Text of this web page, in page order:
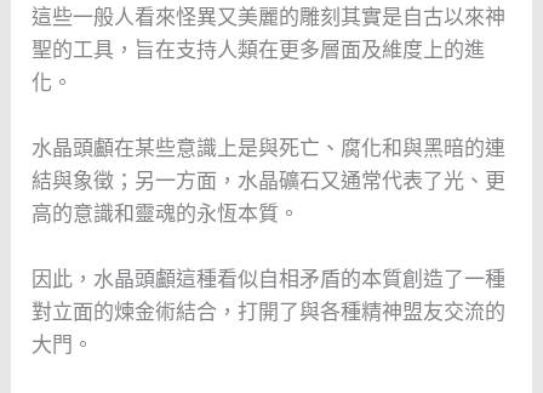
這些一般人看來怪異又美麗的雕刻其實是自古以來神
聖的工具，旨在支持人類在更多層面及維度上的進
化。
水晶頭顱在某些意識上是與死亡、腐化和與黑暗的連
結與象徵；另一方面，水晶礦石又通常代表了光、更
高的意識和靈魂的永恆本質。
因此，水晶頭顱這種看似自相矛盾的本質創造了一種
對立面的煉金術結合，打開了與各種精神盟友交流的
大門。